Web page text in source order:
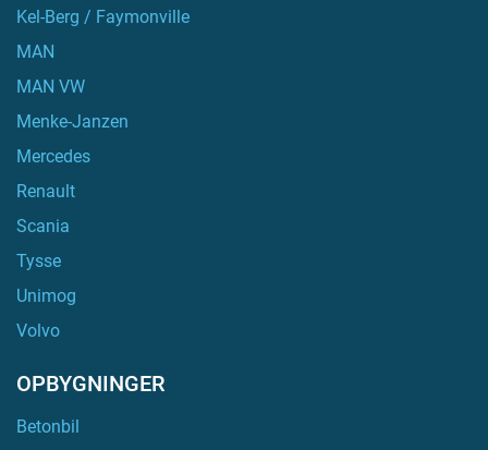
Kel-Berg / Faymonville
MAN
MAN VW
Menke-Janzen
Mercedes
Renault
Scania
Tysse
Unimog
Volvo
OPBYGNINGER
Betonbil